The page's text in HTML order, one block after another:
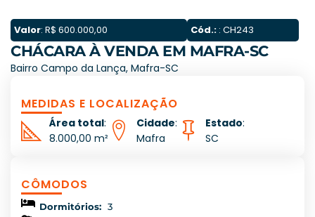
Valor: R$ 600.000,00 Cód.: : CH243
CHÁCARA À VENDA EM MAFRA-SC
Bairro Campo da Lança, Mafra-SC
MEDIDAS E LOCALIZAÇÃO
Área total:
8.000,00 m²
Cidade:
Mafra
Estado:
SC
CÔMODOS
Dormitórios: 3